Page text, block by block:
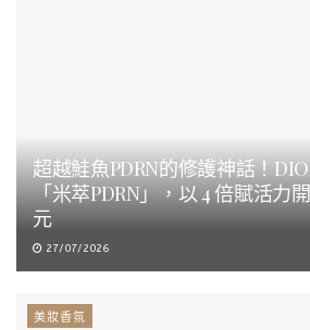
超越鮭魚PDRN的修護神話！
「米萃PDRN」，以 4 倍賦活力
元
27/07/2026
美妝香氛